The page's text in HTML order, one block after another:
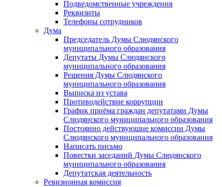
Подведомственные учреждения
Реквизиты
Телефоны сотрудников
Дума
Председатель Думы Слюдянского
муниципального образования
Депутаты Думы Слюдянского
муниципального образования
Решения Думы Слюдянского
муниципального образования
Выписка из устава
Противодействие коррупции
График приёма граждан депутатами Думы
Слюдянского муниципального образования
Постоянно действующие комиссии Думы
Слюдянского муниципального образования
Написать письмо
Повестки заседаний Думы Слюдянского
муниципального образования
Депутатская деятельность
Ревизионная комиссия